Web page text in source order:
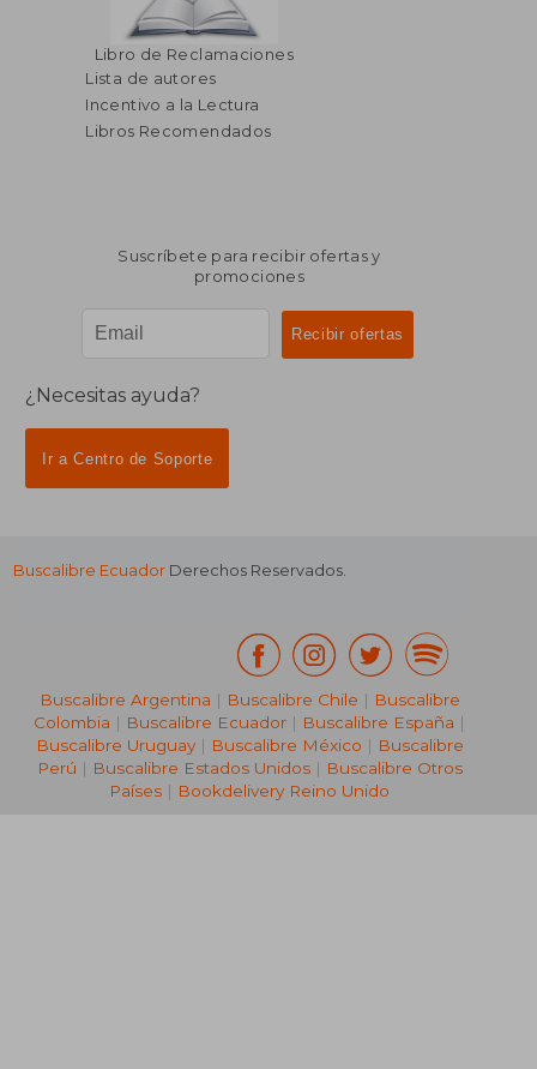
45%
dcto.
$ 99.10
$ 54.51
Libro de Reclamaciones
Lista de autores
Incentivo a la Lectura
Libros Recomendados
Suscríbete para recibir ofertas y
promociones
¿Necesitas ayuda?
Ir a Centro de Soporte
Buscalibre Ecuador Derechos Reservados.
Buscalibre Argentina | Buscalibre Chile | Buscalibre
Colombia | Buscalibre Ecuador | Buscalibre España |
Buscalibre Uruguay| Buscalibre México | Buscalibre
Perú | Buscalibre Estados Unidos| Buscalibre Otros
Países | Bookdelivery Reino Unido